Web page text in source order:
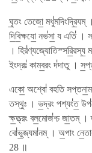
ঘৃ॒তং তেজো॒ মধু॑মদিংদ্রি॒যম্
দি॒বি॒ক্ষযো॒ নভ॑সা॒ য এতি॑ ।
।
ইংদ্রঃ॑ কামব॒রং দ॑দাতু ।
একো॒ অশ্বো॑ বহতি সপ্তনা॒মা
তস্থুঃ । ভ॒দ্রং পশ্যং॑ত॒
ক্ষ॒ত্ত্রং বল॒মোজ॑শ্চ জা॒তম্ ।
বো॑ভু॒জ্যমা॑নম্ । অ॒পাং
28 ॥